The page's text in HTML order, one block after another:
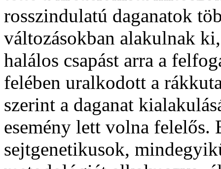
rosszindulatú daganatok
változásokban alakulnak
halálos csapást arra a
felében uralkodott a
szerint a daganat
esemény lett volna
sejtgenetikusok,